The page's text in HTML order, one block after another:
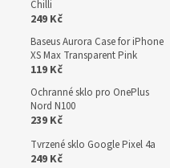
Chilli
249 Kč
Baseus Aurora Case for iPhone
XS Max Transparent Pink
119 Kč
Ochranné sklo pro OnePlus
Nord N100
239 Kč
Tvrzené sklo Google Pixel 4a
249 Kč